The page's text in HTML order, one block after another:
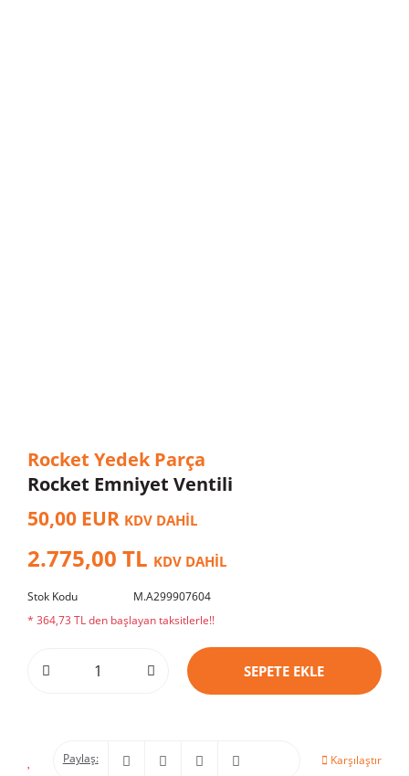
Rocket Yedek Parça
Rocket Emniyet Ventili
50,00 EUR KDV DAHİL
2.775,00 TL KDV DAHİL
Stok Kodu
M.A299907604
* 364,73 TL den başlayan taksitlerle!!
SEPETE EKLE
Paylaş: Karşılaştır